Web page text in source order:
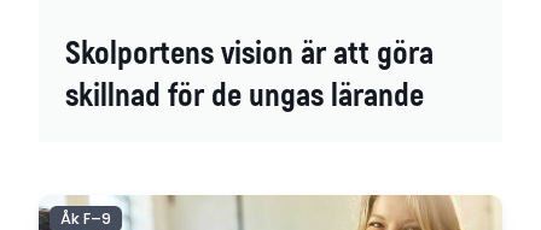
Skolportens vision är att göra
skillnad för de ungas lärande
Åk F–9